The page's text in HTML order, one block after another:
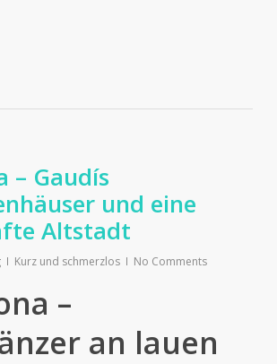
– Gaudís
und eine
Altstadt
Kurz und schmerzlos No Comments
–
an lauen